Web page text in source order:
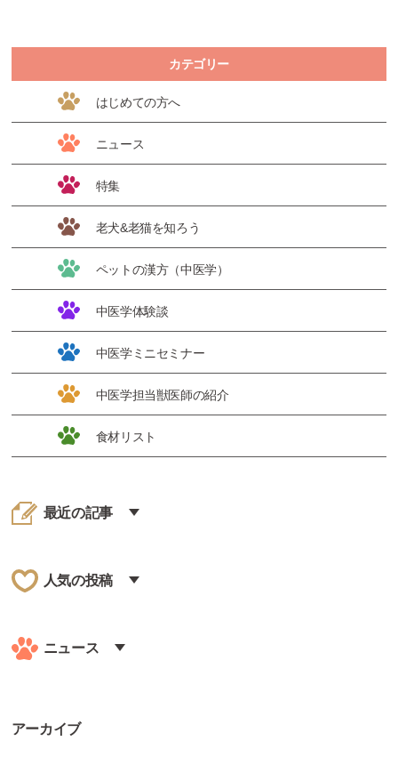
カテゴリー
はじめての方へ
ニュース
特集
老犬&老猫を知ろう
ペットの漢方（中医学）
中医学体験談
中医学ミニセミナー
中医学担当獣医師の紹介
食材リスト
最近の記事
人気の投稿
ニュース
アーカイブ